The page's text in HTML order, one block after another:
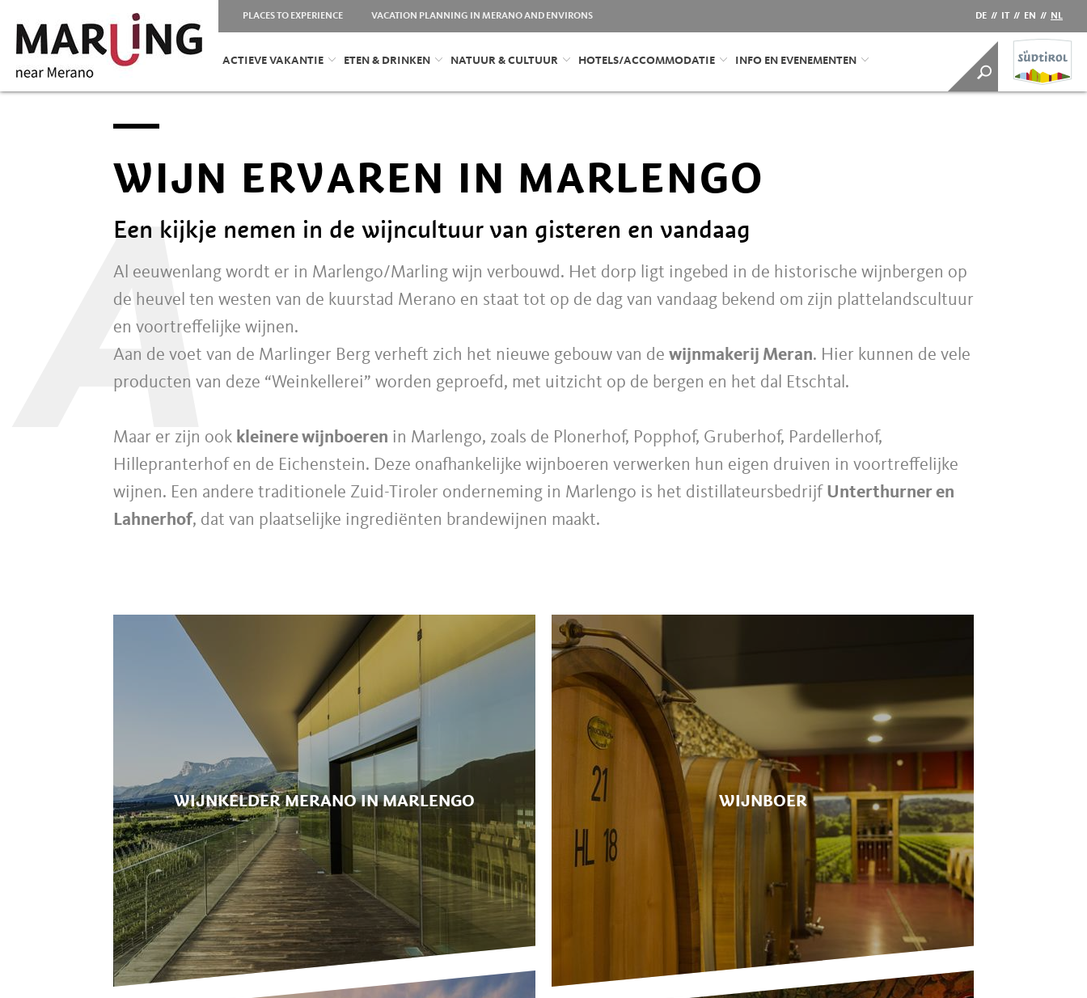
PLACES TO EXPERIENCE VACATION PLANNING IN MERANO AND ENVIRONS DE // IT // EN // NL
ACTIEVE VAKANTIE ETEN & DRINKEN NATUUR & CULTUUR HOTELS/ACCOMMODATIE INFO EN EVENEMENTEN
WIJN ERVAREN IN MARLENGO
Een kijkje nemen in de wijncultuur van gisteren en vandaag
A
Al eeuwenlang wordt er in Marlengo/Marling wijn verbouwd. Het dorp ligt ingebed in de historische wijnbergen op
de heuvel ten westen van de kuurstad Merano en staat tot op de dag van vandaag bekend om zijn plattelandscultuur
en voortreffelijke wijnen.
Aan de voet van de Marlinger Berg verheft zich het nieuwe gebouw van de wijnmakerij Meran. Hier kunnen de vele
producten van deze “Weinkellerei” worden geproefd, met uitzicht op de bergen en het dal Etschtal.
Maar er zijn ook kleinere wijnboeren in Marlengo, zoals de Plonerhof, Popphof, Gruberhof, Pardellerhof,
Hillepranterhof en de Eichenstein. Deze onafhankelijke wijnboeren verwerken hun eigen druiven in voortreffelijke
wijnen. Een andere traditionele Zuid-Tiroler onderneming in Marlengo is het distillateursbedrijf Unterthurner en
Lahnerhof, dat van plaatselijke ingrediënten brandewijnen maakt.
WIJNKELDER MERANO IN MARLENGO WIJNBOER